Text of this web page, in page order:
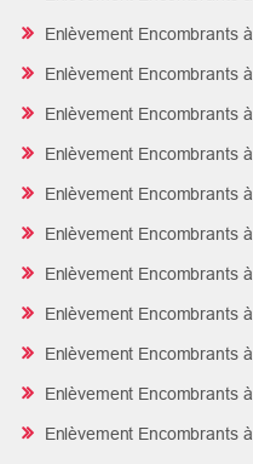
Enlèvement Encombrants
Enlèvement Encombrants
Enlèvement Encombrants
Enlèvement Encombrants
Enlèvement Encombrants
Enlèvement Encombrants
Enlèvement Encombrants
Enlèvement Encombrants
Enlèvement Encombrants
Enlèvement Encombrants
Enlèvement Encombrants